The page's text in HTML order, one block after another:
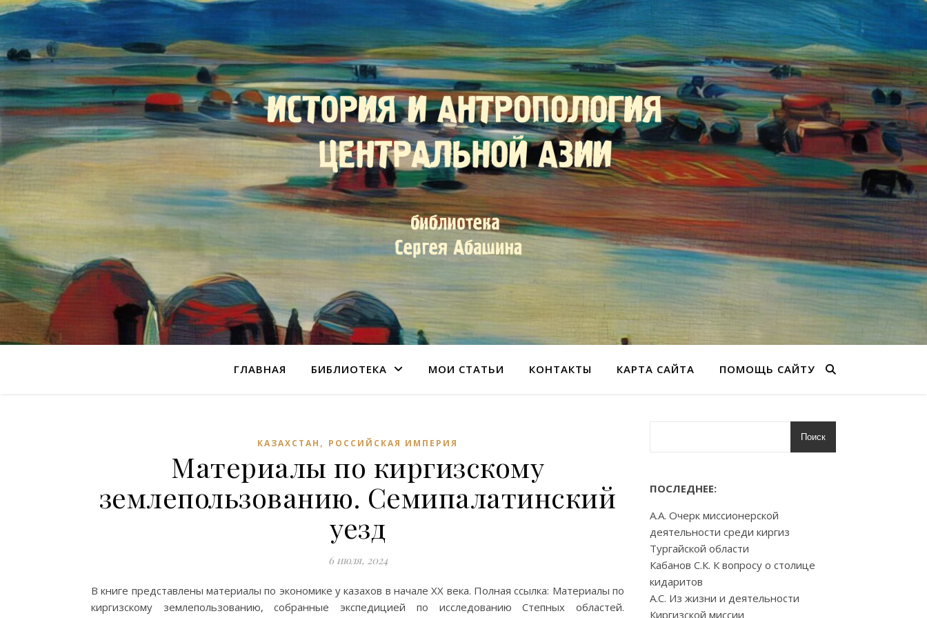
ГЛАВНАЯ БИБЛИОТЕКА МОИ СТАТЬИ КОНТАКТЫ КАРТА САЙТА ПОМОЩЬ САЙТУ
КАЗАХСТАН , РОССИЙСКАЯ ИМПЕРИЯ
Материалы по киргизскому
землепользованию. Семипалатинский
уезд
6 июля, 2024
В книге представлены материалы по экономике у казахов в начале XX века. Полная ссылка: Материалы по
киргизскому землепользованию, собранные экспедицией по исследованию Степных областей.
Поиск
ПОСЛЕДНЕЕ:
А.А. Очерк миссионерской
деятельности среди киргиз
Тургайской области
Кабанов С.К. К вопросу о столице
кидаритов
А.С. Из жизни и деятельности
Киргизской миссии